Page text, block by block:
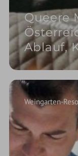
Queere
Ablauf,
Weingarten-